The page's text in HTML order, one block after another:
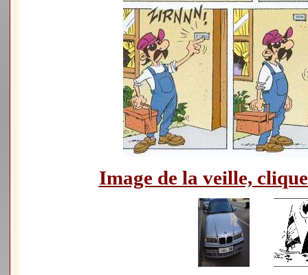
Image de la veille,